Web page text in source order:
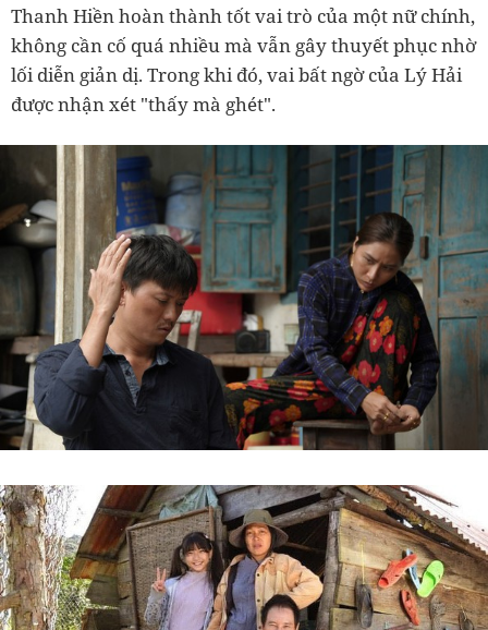
Thanh Hiền hoàn thành tốt vai trò của một nữ chính,
không cần cố quá nhiều mà vẫn gây thuyết phục nhờ
lối diễn giản dị. Trong khi đó, vai bất ngờ của Lý Hải
được nhận xét "thấy mà ghét".